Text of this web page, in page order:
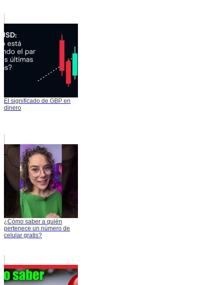
El significado de GBP en
dinero
¿Cómo saber a quién
pertenece un número de
celular gratis?